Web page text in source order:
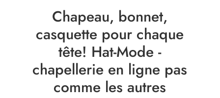
Chapeau, bonnet,
casquette pour chaque
tête! Hat-Mode -
chapellerie en ligne pas
comme les autres